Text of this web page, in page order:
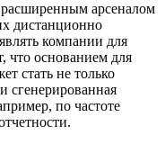
расширенным арсеналом
дистанционно
компании для
что основанием для
стать не только
сгенерированная
по частоте